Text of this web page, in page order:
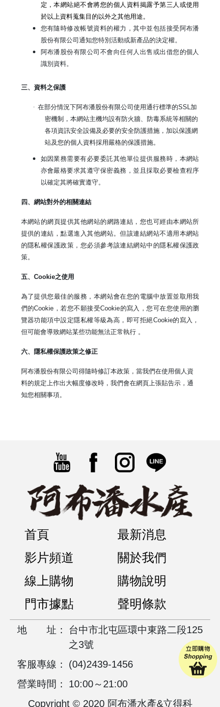
定，本網站絕不會將您的個人資料揭露予第三人或使用
於以上資料蒐集目的以外之其他用途。
您有隨時修改帳號資料的權力，其中並包括接受阿布潘
股份有限公司通知您特別活動或新產品的決定權。
阿布潘股份有限公司不會向任何人出售或出借您的個人
識別資料。
三、資料之保護
· 在部分情況下阿布潘股份有限公司使用通行標準的SSL 加
密機制， 本網站主機均設有防火牆、防毒系統等相關的
各項資訊安全設備及必要的安全防護措施，加以保護網
站及您的個人資料採用嚴格的保護措施。
如因業務需要有必要委託其他單位提供服務時，本網站
亦會嚴格要求其遵守保密義務，並且採取必要檢查程序
以確定其將確實遵守。
四、網站對外的相關連結
本網站的網頁提供其他網站的網路連結，您也可經由本網站所
提供的連結，點選進入其他網站。但該連結網站不適用本網站
的隱私權保護政策，您必須參考該連結網站中的隱私權保護政
策。
五、 Cookie之使用
為了提供您最佳的服務，本網站會在您的電腦中放置並取用我
們的Cookie ，若您不願接受Cookie的寫入，您可在您使用的瀏
覽器功能項中設定隱私權等級為高，即可拒絕Cookie的寫入，
但可能會導致網站某些功能無法正常執行 。
六、隱私權保護政策之修正
阿布潘股份有限公司得隨時修訂本政策，當我們在使用個人資
料的規定上作出大幅度修改時，我們會在網頁上張貼告示，通
知您相關事項。
首頁
最新消息
影片頻道
關於我們
線上購物
購物說明
門市據點
聲明條款
地 址：
台中市北屯區環中東路二段125
之3號
客服專線：
(04)2439-1456
營業時間：
10:00～21:00
Copyright © 2020 阿布潘水產&立得科